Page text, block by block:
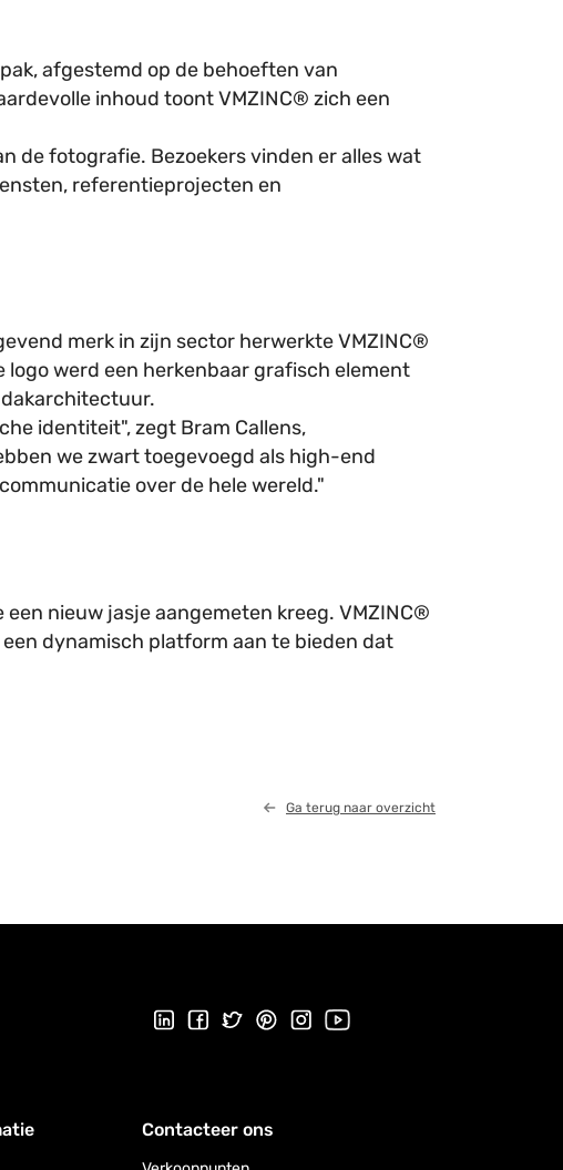
afgestemd op de behoeften van
inhoud toont VMZINC® zich een
de fotografie. Bezoekers vinden er alles wat
referentieprojecten en
merk in zijn sector herwerkte VMZINC®
werd een herkenbaar grafisch element
identiteit", zegt Bram Callens,
we zwart toegevoegd als high-end
over de hele wereld."
een nieuw jasje aangemeten kreeg. VMZINC®
dynamisch platform aan te bieden dat
Ga terug naar overzicht
Volg ons op LinkedIn
Volg ons op Facebook
Volg ons op Twitter
Volg ons op Pinterest
Volg ons op Instagram
Bezoek ons YouTube-kanaal
Contacteer ons